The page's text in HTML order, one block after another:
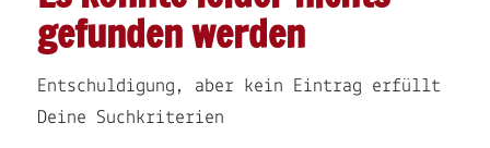
gefunden werden
Entschuldigung, aber kein Eintrag erfüllt
Deine Suchkriterien